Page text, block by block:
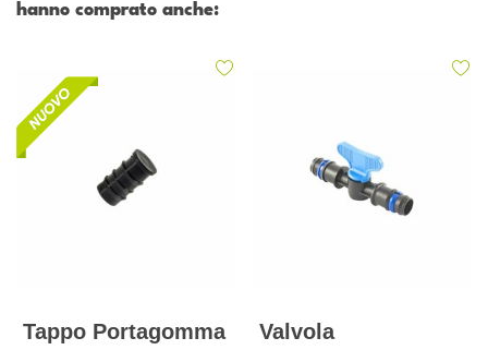
hanno comprato anche:
Tappo Portagomma
Valvola